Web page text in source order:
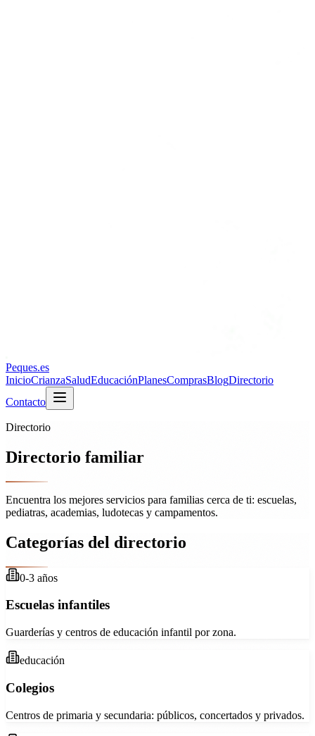
Peques.es
InicioCrianzaSaludEducaciónPlanesComprasBlogDirectorio
Contacto
Directorio
Directorio familiar
Encuentra los mejores servicios para familias cerca de ti: escuelas,
pediatras, academias, ludotecas y campamentos.
Categorías del directorio
0-3 años
Escuelas infantiles
Guarderías y centros de educación infantil por zona.
educación
Colegios
Centros de primaria y secundaria: públicos, concertados y privados.